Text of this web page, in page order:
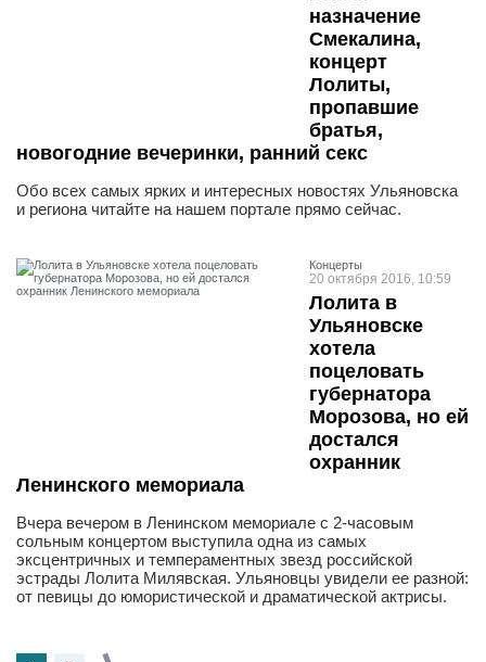
назначение
Смекалина,
концерт
Лолиты,
пропавшие
братья,
новогодние вечеринки, ранний секс
Обо всех самых ярких и интересных новостях Ульяновска
и региона читайте на нашем портале прямо сейчас.
Концерты
20 октября 2016, 10:59
Лолита в
Ульяновске
хотела
поцеловать
губернатора
Морозова, но ей
достался
охранник
Ленинского мемориала
Вчера вечером в Ленинском мемориале с 2-часовым
сольным концертом выступила одна из самых
эксцентричных и темпераментных звезд российской
эстрады Лолита Милявская. Ульяновцы увидели ее разной:
от певицы до юмористической и драматической актрисы.